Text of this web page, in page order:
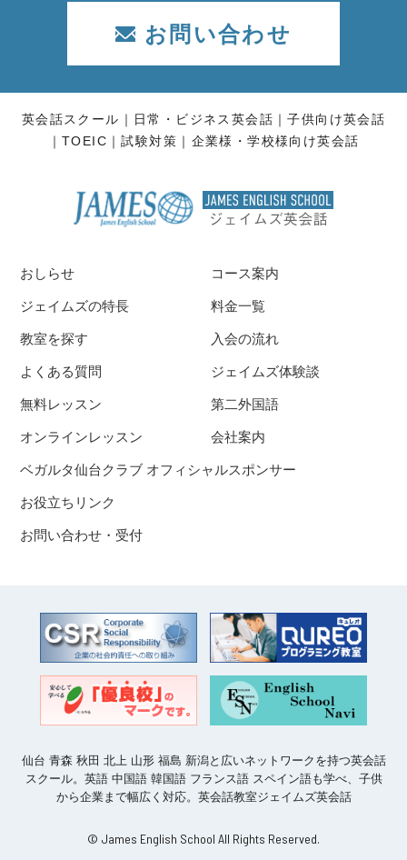
お問い合わせ
英会話スクール 日常・ビジネス英会話
子供向け英会話
TOEIC
試験対策 企業様・学校様向け英会話
おしらせ
ジェイムズの特長
教室を探す
コース案内
料金一覧
入会の流れ
よくある質問
無料レッスン
オンラインレッスン
ジェイムズ体験談
第二外国語
会社案内
ベガルタ仙台クラブ オフィシャルスポンサー
お役立ちリンク
お問い合わせ・受付
仙台 青森 秋田 北上 山形 福島 新潟と広いネットワークを持つ英会話
スクール。英語 中国語 韓国語 フランス語 スペイン語も学べ、子供
から企業まで幅広く対応。英会話教室ジェイムズ英会話
© James English School All Rights Reserved.